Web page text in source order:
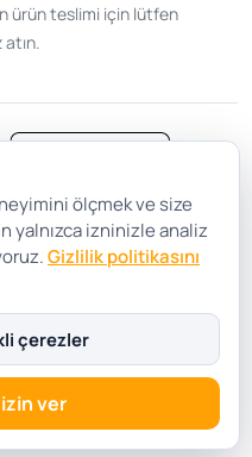
ürün teslimi için lütfen
Gizlilik ve Güvenlik
Çerez Tercihleri
ölçmek ve size
yalnızca izninizle analiz
Gizlilik politikasını
çerezler
ver